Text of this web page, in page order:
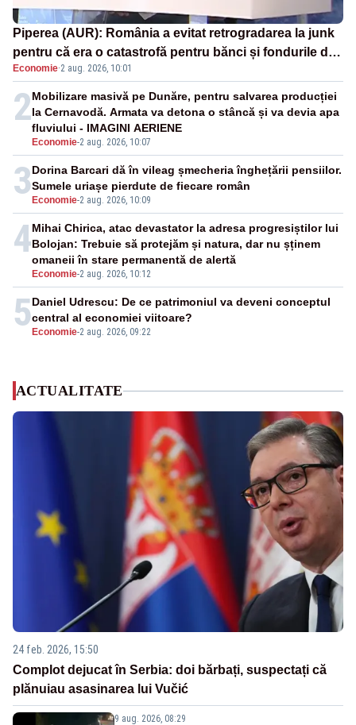
Piperea (AUR): România a evitat retrogradarea la junk
pentru că era o catastrofă pentru bănci și fondurile de
pensii
Economie·2 aug. 2026, 10:01
2
Economie-2 aug. 2026, 10:07
Mobilizare masivă pe Dunăre, pentru salvarea producției
la Cernavodă. Armata va detona o stâncă și va devia apa
fluviului - IMAGINI AERIENE
3 Economie-2 aug. 2026, 10:09
Dorina Barcari dă în vileag șmecheria înghețării pensiilor.
Sumele uriașe pierdute de fiecare român
4
Economie-2 aug. 2026, 10:12
Mihai Chirica, atac devastator la adresa progresiștilor lui
Bolojan: Trebuie să protejăm și natura, dar nu șținem
omaneii în stare permanentă de alertă
5 Economie-2 aug. 2026, 09:22
Daniel Udrescu: De ce patrimoniul va deveni conceptul
central al economiei viitoare?
ACTUALITATE
24 feb. 2026, 15:50
Complot dejucat în Serbia: doi bărbați, suspectați că
plănuiau asasinarea lui Vučić
9 aug. 2026, 08:29